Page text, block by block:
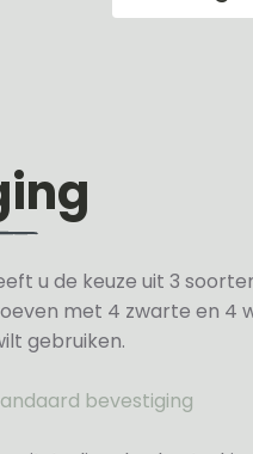
u de keuze uit 3
met 4 zwarte en 4
gebruiken.
bevestiging